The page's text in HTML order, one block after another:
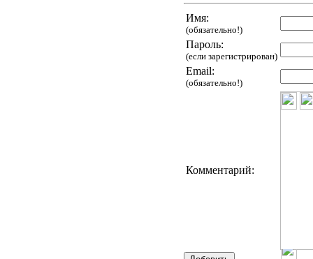
Имя:
(обязательно!)
Пароль:
(если зарегистрирован)
Email:
(обязательно!)
Комментарий: